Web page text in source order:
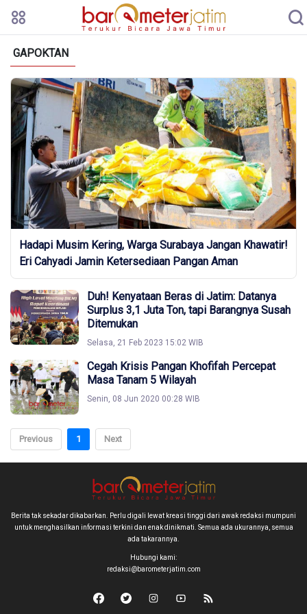
GAPOKTAN
Hadapi Musim Kering, Warga Surabaya Jangan Khawatir!
Eri Cahyadi Jamin Ketersediaan Pangan Aman
Duh! Kenyataan Beras di Jatim: Datanya
Surplus 3,1 Juta Ton, tapi Barangnya Susah
Ditemukan
Selasa, 21 Feb 2023 15:02 WIB
Cegah Krisis Pangan Khofifah Percepat
Masa Tanam 5 Wilayah
Senin, 08 Jun 2020 00:28 WIB
Previous 1 Next
Berita tak sekadar dikabarkan. Perlu digali lewat kreasi tinggi dari awak redaksi mumpuni
untuk menghasilkan informasi terkini dan enak dinikmati. Semua ada ukurannya, semua
ada takarannya.
Hubungi kami:
redaksi@barometerjatim.com